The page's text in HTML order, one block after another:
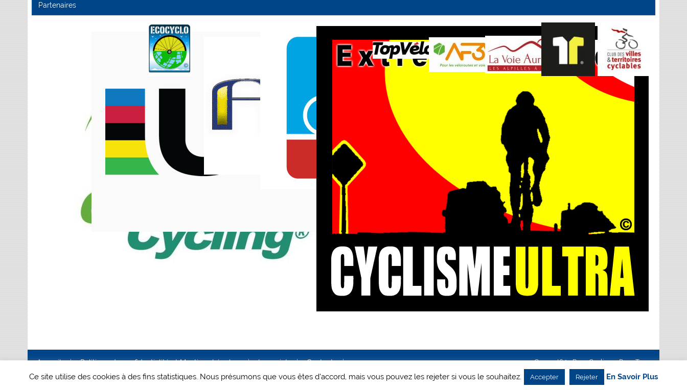
Partenaires
Accueil Politique de confidentialité et Mentions Légales Le projet Contact Creanet64- Pour Cyclisme Pour Tous
Ce site utilise des cookies à des fins statistiques. Nous présumons que vous êtes d'accord, mais vous pouvez les rejeter si vous le souhaitez. Accepter Rejeter En Savoir Plus